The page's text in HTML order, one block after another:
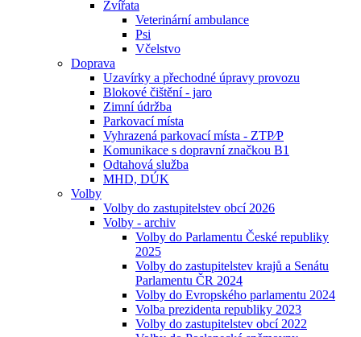
Zvířata
Veterinární ambulance
Psi
Včelstvo
Doprava
Uzavírky a přechodné úpravy provozu
Blokové čištění - jaro
Zimní údržba
Parkovací místa
Vyhrazená parkovací místa - ZTP⁄P
Komunikace s dopravní značkou B1
Odtahová služba
MHD, DÚK
Volby
Volby do zastupitelstev obcí 2026
Volby - archiv
Volby do Parlamentu České republiky
2025
Volby do zastupitelstev krajů a Senátu
Parlamentu ČR 2024
Volby do Evropského parlamentu 2024
Volba prezidenta republiky 2023
Volby do zastupitelstev obcí 2022